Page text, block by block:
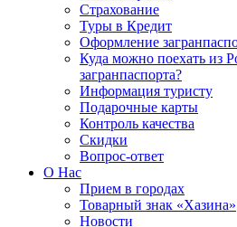
Страхование
Туры в Кредит
Оформление
Куда можно поехать из
загранпаспорта?
Информация туристу
Подарочные карты
Контроль качества
Скидки
Вопрос-ответ
О Нас
Прием в городах
Товарный знак «Хазина»
Новости